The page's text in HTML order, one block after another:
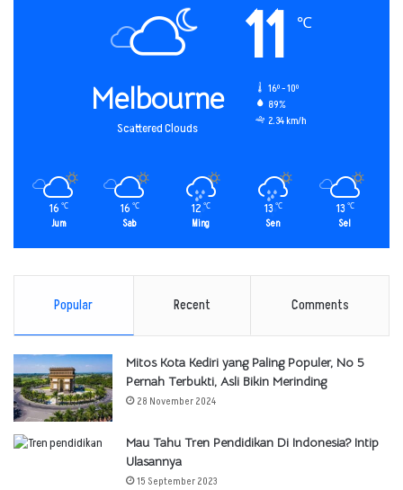
Melbourne
Scattered Clouds
11 ℃
16º - 10º
89%
2.34 km/h
16 ℃
Jum
16 ℃
Sab
12 ℃
Ming
13 ℃
Sen
13 ℃
Sel
Popular Recent Comments
Mitos Kota Kediri yang Paling Populer, No 5
Pernah Terbukti, Asli Bikin Merinding
28 November 2024
Mau Tahu Tren Pendidikan Di Indonesia? Intip
Ulasannya
15 September 2023